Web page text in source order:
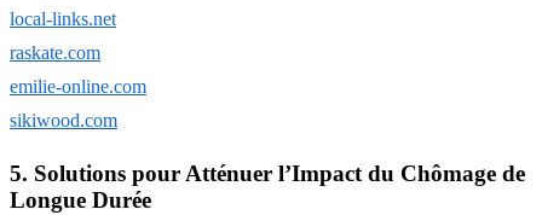
local-links.net
raskate.com
emilie-online.com
sikiwood.com
5. Solutions pour Atténuer l’Impact du Chômage de
Longue Durée